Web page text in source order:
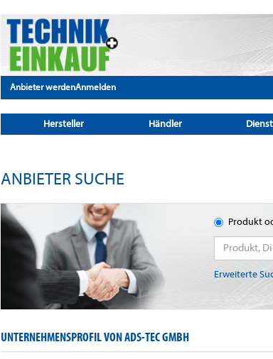
Anbieter werdenAnmelden
Hersteller Händler
ANBIETER SUCHE
Produkt
Erweiterte
UNTERNEHMENSPROFIL VON ADS-TEC GMBH